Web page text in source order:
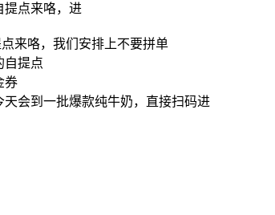
提点来咯，进
来咯，我们安排上不要拼单
自提点
券
会到一批爆款纯牛奶，直接扫码进